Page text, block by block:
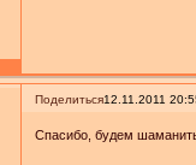
Поделиться12.11.2011
Спасибо, будем